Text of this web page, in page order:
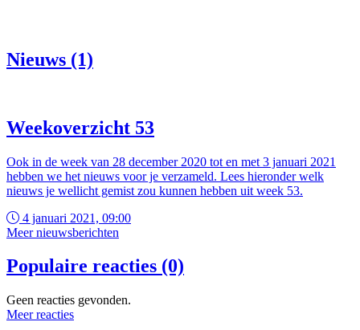
Nieuws (1)
Weekoverzicht 53
Ook in de week van 28 december 2020 tot en met 3 januari 2021
hebben we het nieuws voor je verzameld. Lees hieronder welk
nieuws je wellicht gemist zou kunnen hebben uit week 53.
4 januari 2021, 09:00
Meer nieuwsberichten
Populaire reacties (0)
Geen reacties gevonden.
Meer reacties